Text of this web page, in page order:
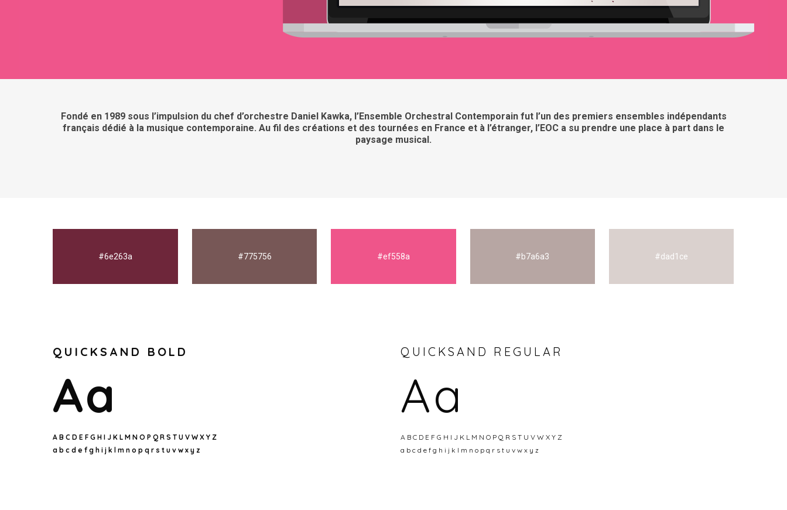
Fondé en 1989 sous l’impulsion du chef d’orchestre Daniel Kawka, l’Ensemble Orchestral Contemporain fut l’un des premiers ensembles indépendants
français dédié à la musique contemporaine. Au fil des créations et des tournées en France et à l’étranger, l’EOC a su prendre une place à part dans le
paysage musical.
#6e263a #775756 #ef558a #b7a6a3 #dad1ce
QUICKSAND BOLD
Aa
A B C D E F G H I J K L M N O P Q R S T U V W X Y Z
a b c d e f g h i j k l m n o p q r s t u v w x y z
QUICKSAND REGULAR
Aa
A B C D E F G H I J K L M N O P Q R S T U V W X Y Z
a b c d e f g h i j k l m n o p q r s t u v w x y z